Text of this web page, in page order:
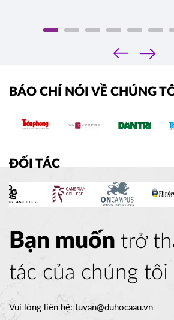
‹
›
BÁO CHÍ NÓI VỀ CHÚNG
ĐỐI TÁC
Bạn muốn trở
tác của chúng tôi
Vui lòng liên hệ:tuvan@duhocaau.vn